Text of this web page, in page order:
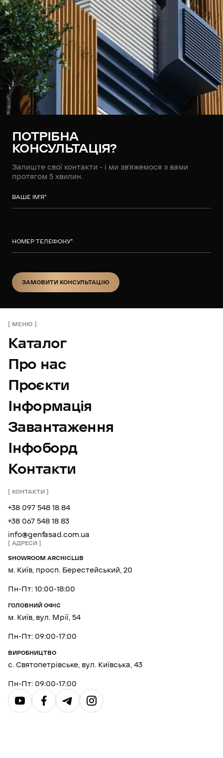
ПОТРІБНА
КОНСУЛЬТАЦІЯ?
Залиште свої контакти - і ми зв’яжемося з вами
протягом 5 хвилин.
ВАШЕ ІМ’Я*
НОМЕР ТЕЛЕФОНУ*
ЗАМОВИТИ КОНСУЛЬТАЦІЮ
МЕНЮ
Каталог
Про нас
Проєкти
Інформація
Завантаження
Інфоборд
Контакти
КОНТАКТИ
+38 097 548 18 84
+38 067 548 18 83
info@genfasad.com.ua
АДРЕСИ
SHOWROOM ARCHICLUB
м. Київ, просп. Берестейський, 20
Пн-Пт: 10:00-18:00
ГОЛОВНИЙ ОФІС
м. Київ, вул. Мрії, 54
Пн-Пт: 09:00-17:00
ВИРОБНИЦТВО
с. Святопетрівське, вул. Київська, 43
Пн-Пт: 09:00-17:00